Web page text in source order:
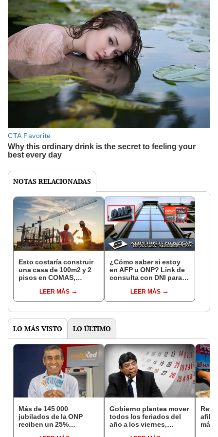
NOTAS RELACIONADAS
Esto costaría construir
una casa de 100m2 y 2
pisos en COMAS,
distritos de LIMA
NORTE
LEER MÁS
¿Cómo saber si estoy
en AFP u ONP? Link de
consulta con DNI para
pensiones estás
LEER MÁS
LO MÁS VISTO LO ÚLTIMO
Más de 145 000
jubilados de la ONP
reciben un 25%
Gobierno plantea mover
todos los feriados del
año a los viernes,
más